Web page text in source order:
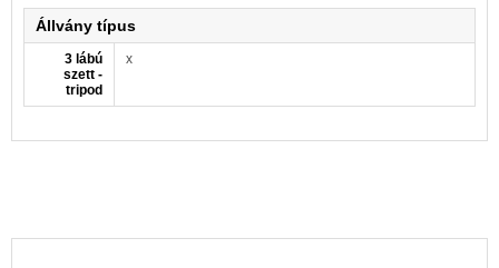
Állvány típus
3 lábú
szett -
tripod
x